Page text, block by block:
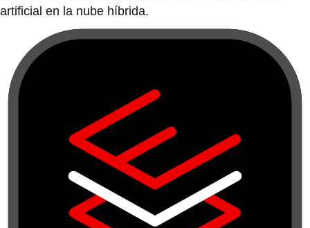
artificial en la nube híbrida.